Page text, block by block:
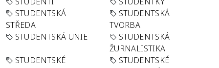
STUDENTSKÁ
STŘEDA
STUDENTSKÁ
TVORBA
STUDENTSKÁ UNIE
STUDENTSKÁ
ŽURNALISTIKA
STUDENTSKÉ
STUDENTSKÉ